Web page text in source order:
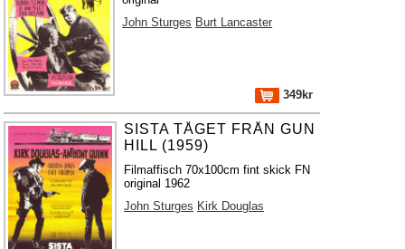
John Sturges Burt Lancaster
349kr
SISTA TÅGET FRÅN GUN
HILL (1959)
Filmaffisch 70x100cm fint skick FN
original 1962
John Sturges Kirk Douglas